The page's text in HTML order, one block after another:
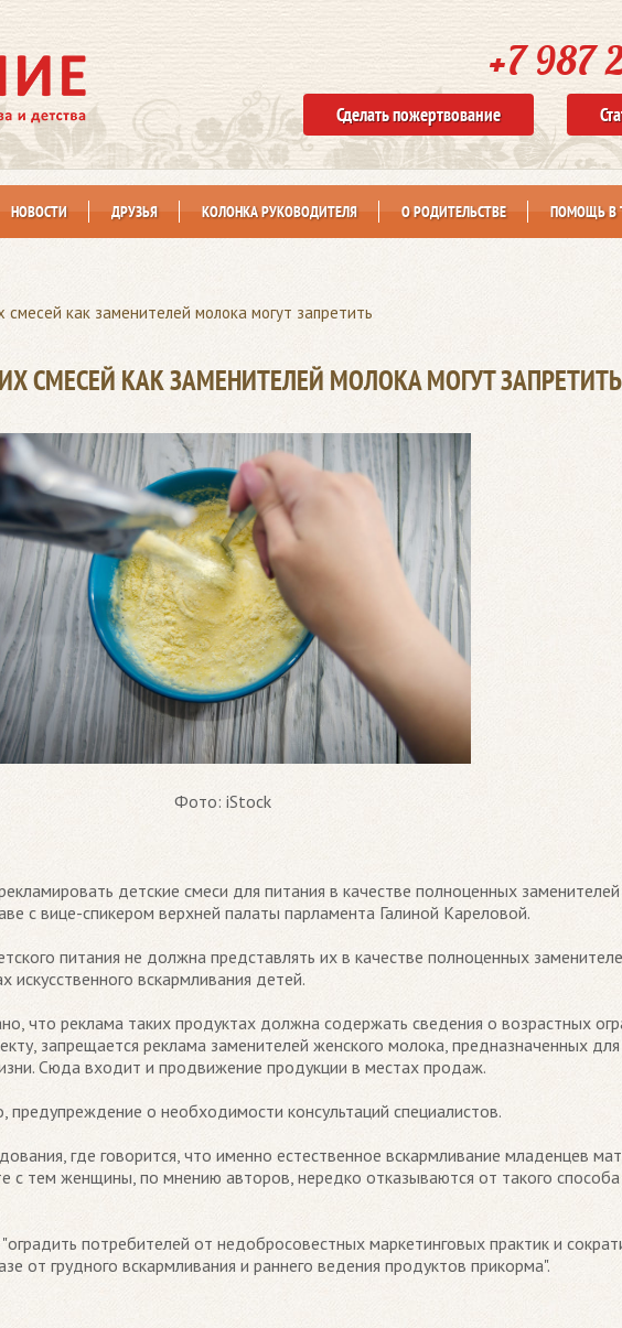
+7 987
Сделать пожертвование
НОВОСТИ ДРУЗЬЯ КОЛОНКА РУКОВОДИТЕЛЯ О РОДИТЕЛЬСТВЕ ПОМОЩЬ В
смесей как заменителей молока могут запретить
СМЕСЕЙ КАК ЗАМЕНИТЕЛЕЙ МОЛОКА МОГУТ ЗАПРЕТИТЬ
Фото: iStock
детские смеси для питания в качестве полноценных
с вице-спикером верхней палаты парламента Галиной Кареловой.
питания не должна представлять их в качестве полноценных
вскармливания детей.
что реклама таких продуктах должна содержать сведения о возрастных
запрещается реклама заменителей женского молока, предназначенных
Сюда входит и продвижение продукции в местах продаж.
предупреждение о необходимости консультаций специалистов.
где говорится, что именно естественное вскармливание младенцев
с тем женщины, по мнению авторов, нередко отказываются от такого
потребителей от недобросовестных маркетинговых практик и
от грудного вскармливания и раннего ведения продуктов прикорма".